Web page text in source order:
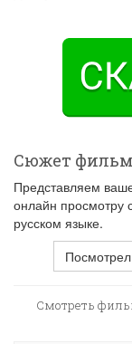
Сюжет
Представляем
онлайн просмотру
русском языке.
Посмотрел
Смотреть